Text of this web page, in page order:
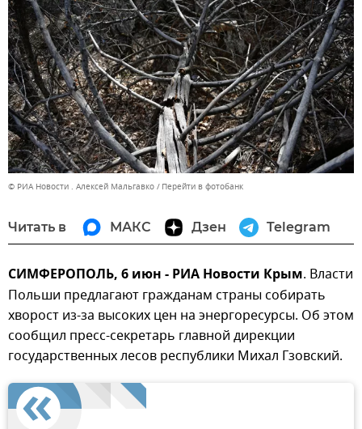
© РИА Новости . Алексей Мальгавко Перейти в фотобанк
Читать в МАКС Дзен Telegram
СИМФЕРОПОЛЬ, 6 июн - РИА Новости Крым. Власти
Польши предлагают гражданам страны собирать
хворост из-за высоких цен на энергоресурсы. Об этом
сообщил пресс-секретарь главной дирекции
государственных лесов республики Михал Гзовский.